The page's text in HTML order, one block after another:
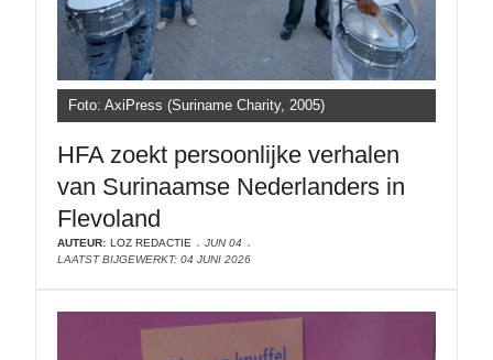
Foto: AxiPress (Suriname Charity, 2005)
HFA zoekt persoonlijke verhalen
van Surinaamse Nederlanders in
Flevoland
AUTEUR: LOZ REDACTIE
JUN 04
LAATST BIJGEWERKT: 04 JUNI 2026